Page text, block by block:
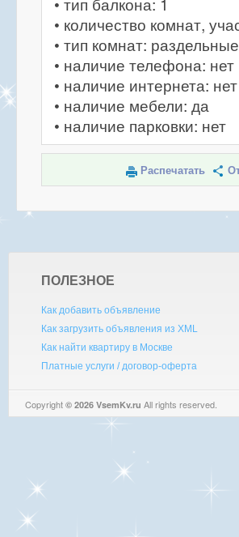
• количество комнат,
• тип комнат: раздельные
• наличие телефона: нет
• наличие интернета: нет
• наличие мебели: да
• наличие парковки: нет
Распечатать
ПОЛЕЗНОЕ
Как добавить объявление
Как загрузить объявления из XML
Как найти квартиру в Москве
Платные услуги / договор-оферта
Copyright © 2026 VsemKv.ru All rights reserved.